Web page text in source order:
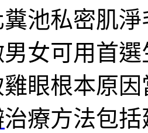
池私密肌
女可用首
眼根本原
治療方法包